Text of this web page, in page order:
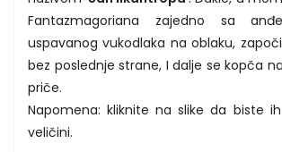
Fantazmagoriana zajedno sa
uspavanog vukodlaka na oblaku,
bez poslednje strane, I dalje se kopča
priče.
Napomena: kliknite na slike da biste
veličini.